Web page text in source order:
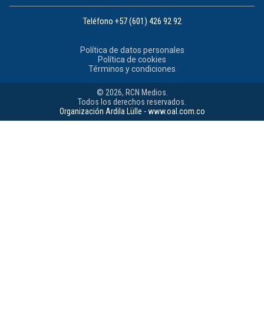
Teléfono +57 (601) 426 92 92
Política de datos personales
Política de cookies
Términos y condiciones
© 2026, RCN Medios.
Todos los derechos reservados.
Organización Ardila Lülle - www.oal.com.co